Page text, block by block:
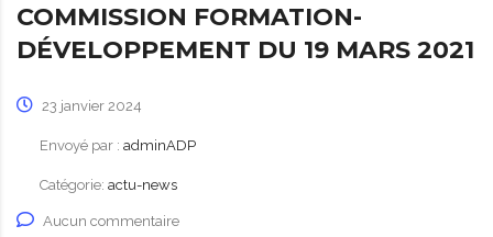
COMMISSION FORMATION-
DÉVELOPPEMENT DU 19 MARS 2021
23 janvier 2024
Envoyé par : adminADP
Catégorie: actu-news
Aucun commentaire